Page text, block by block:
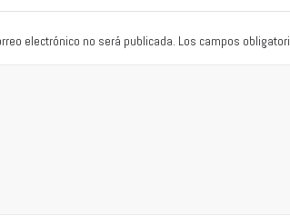
electrónico no será publicada. Los campos